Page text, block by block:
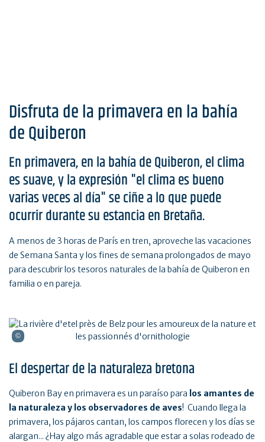
Disfruta de la primavera en la bahía
de Quiberon
En primavera, en la bahía de Quiberon, el clima
es suave, y la expresión "el clima es bueno
varias veces al día" se ciñe a lo que puede
ocurrir durante su estancia en Bretaña.
A menos de 3 horas de París en tren, aproveche las vacaciones
de Semana Santa y los fines de semana prolongados de mayo
para descubrir los tesoros naturales de la bahía de Quiberon en
familia o en pareja.
El despertar de la naturaleza bretona
Quiberon Bay en primavera es un paraíso para los amantes de
la naturaleza y los observadores de aves! Cuando llega la
primavera, los pájaros cantan, los campos florecen y los días se
alargan... ¿Hay algo más agradable que estar a solas rodeado de